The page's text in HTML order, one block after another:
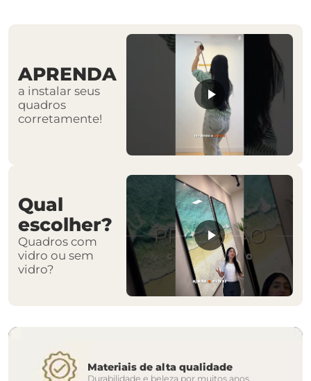
APRENDA
a instalar seus
quadros
corretamente!
Qual
escolher?
Quadros com
vidro ou sem
vidro?
Materiais de alta qualidade
Durabilidade e beleza por muitos anos.